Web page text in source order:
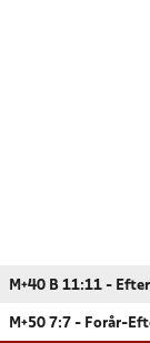
M+40 B 11:11 -
M+50 7:7 - Forår-